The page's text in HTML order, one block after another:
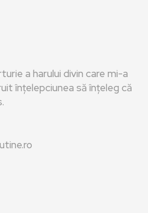
a harului divin care mi-a
înțelepciunea să înțeleg că